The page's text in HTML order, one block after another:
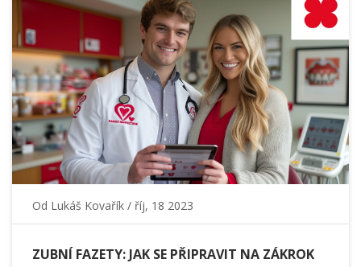
Od Lukáš Kovařík / říj, 18 2023
ZUBNÍ FAZETY: JAK SE PŘIPRAVIT NA ZÁKROK